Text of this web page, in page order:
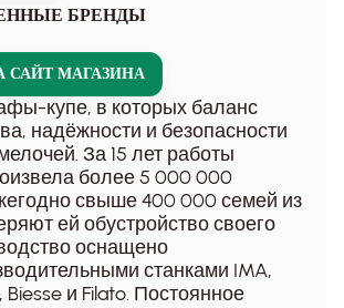
БРЕНДЫ
САЙТ МАГАЗИНА
купе, в которых баланс
надёжности и безопасности
За 15 лет работы
более 5 000 000
свыше 400 000 семей из
ей обустройство своего
оснащено
станками IMA,
Biesse и Filato. Постоянное